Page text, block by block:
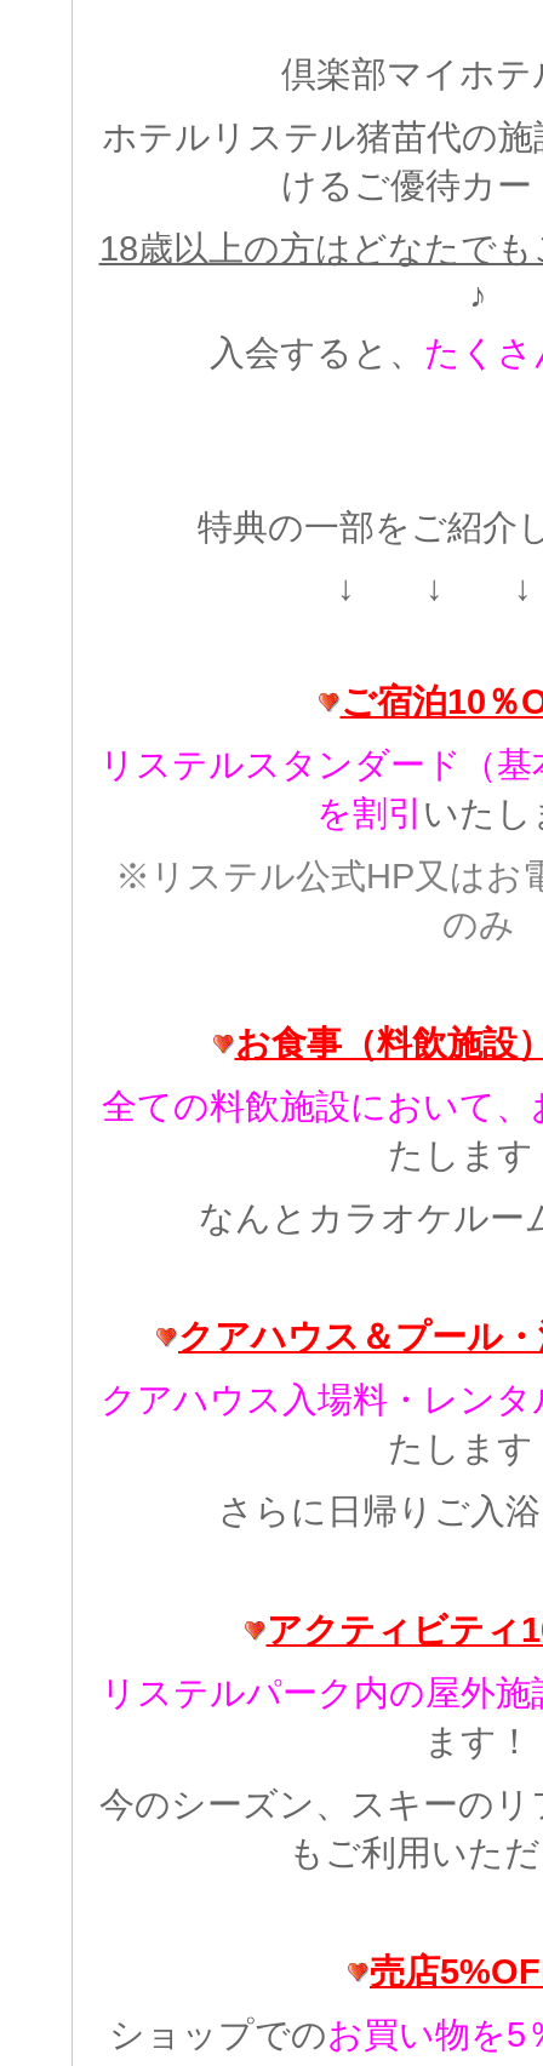
倶楽部マイホ
ホテルリステル猪苗代の
けるご優待カ
18歳以上の方はどなたで
♪
入会すると、 たくさ
特典の一部をご紹介
↓ ↓
ご宿泊10％
リステルスタンダード（
を割引 いたし
※リステル公式HP又はお
のみ
お食事（料飲施設
全ての料飲施設において
たします
なんとカラオケルー
クアハウス＆プール
クアハウス入場料・レン
たします
さらに日帰りご入
アクティビティ
リステルパーク内の屋外
ます！
今のシーズン、スキーの
もご利用いた
売店
ショップでのお買い物を5